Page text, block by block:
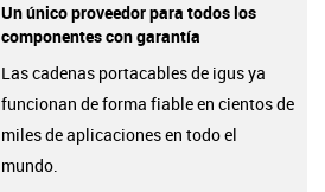
Un único proveedor para todos los
componentes con garantía
Las cadenas portacables de igus ya
funcionan de forma fiable en cientos de
miles de aplicaciones en todo el
mundo.